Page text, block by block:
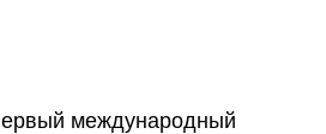
международный